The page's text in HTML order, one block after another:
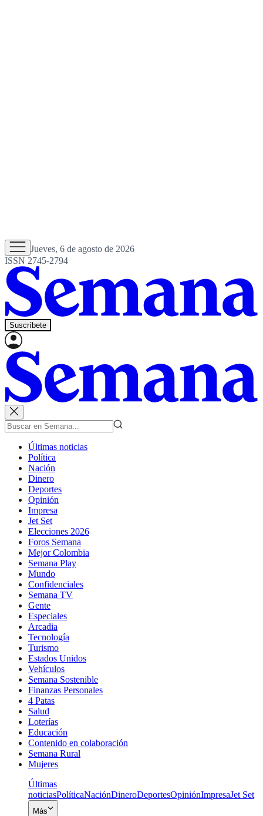
Jueves, 6 de agosto de 2026
ISSN 2745-2794
Suscríbete
Últimas noticias
Política
Nación
Dinero
Deportes
Opinión
Impresa
Jet Set
Elecciones 2026
Foros Semana
Mejor Colombia
Semana Play
Mundo
Confidenciales
Semana TV
Gente
Especiales
Arcadia
Tecnología
Turismo
Estados Unidos
Vehículos
Semana Sostenible
Finanzas Personales
4 Patas
Salud
Loterías
Educación
Contenido en colaboración
Semana Rural
Mujeres
Últimas
noticiasPolíticaNaciónDineroDeportesOpiniónImpresaJet Set
Más